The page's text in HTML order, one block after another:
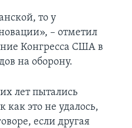
то у
– отметил
Конгресса США в
на оборону.
лет пытались
как это не удалось,
если другая